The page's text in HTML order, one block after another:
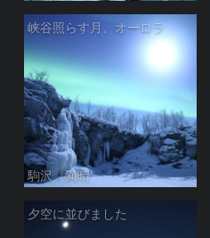
峡谷照らす月、オーロラ
駒沢 満晴
夕空に並びました